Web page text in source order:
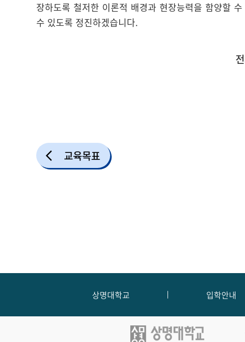
장하도록 철저한 이론적 배경과 현장능력을 함양할
수 있도록 정진하겠습니다.
교육목표
상명대학교 입학안내